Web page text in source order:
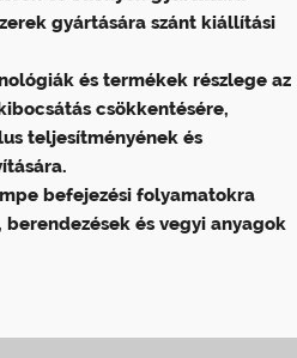
gyártására szánt kiállítási
és termékek részlege az
csökkentésére,
teljesítményének és
befejezési folyamatokra
és vegyi anyagok